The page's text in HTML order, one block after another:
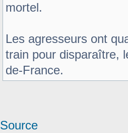
mortel.
Les agresseurs ont
train pour disparaître,
de-France.
Source